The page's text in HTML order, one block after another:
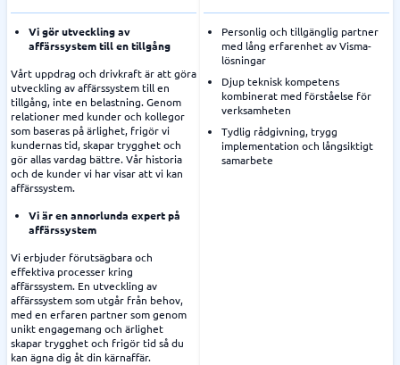
Vi gör utveckling av
affärssystem till en tillgång
Vårt uppdrag och drivkraft är att göra
utveckling av affärssystem till en
tillgång, inte en belastning. Genom
relationer med kunder och kollegor
som baseras på ärlighet, frigör vi
kundernas tid, skapar trygghet och
gör allas vardag bättre. Vår historia
och de kunder vi har visar att vi kan
affärssystem.
Vi är en annorlunda expert på
affärssystem
Vi erbjuder förutsägbara och
effektiva processer kring
affärssystem. En utveckling av
affärssystem som utgår från behov,
med en erfaren partner som genom
unikt engagemang och ärlighet
skapar trygghet och frigör tid så du
kan ägna dig åt din kärnaffär.
Personlig och tillgänglig partner
med lång erfarenhet av Visma-
lösningar
Djup teknisk kompetens
kombinerat med förståelse för
verksamheten
Tydlig rådgivning, trygg
implementation och långsiktigt
samarbete